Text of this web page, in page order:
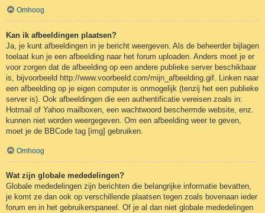
Omhoog
Kan ik afbeeldingen plaatsen?
Ja, je kunt afbeeldingen in je bericht weergeven. Als de beheerder bijlagen
toelaat kun je een afbeelding naar het forum uploaden. Anders moet je er
voor zorgen dat de afbeelding op een andere publieke server beschikbaar
is, bijvoorbeeld http://www.voorbeeld.com/mijn_afbeelding.gif. Linken naar
een afbeelding op je eigen computer is onmogelijk (tenzij het een publieke
server is). Ook afbeeldingen die een authentificatie vereisen zoals in:
Hotmail of Yahoo mailboxen, een wachtwoord beschermde website, enz.
kunnen niet worden weergegeven. Om een afbeelding weer te geven,
moet je de BBCode tag [img] gebruiken.
Omhoog
Wat zijn globale mededelingen?
Globale mededelingen zijn berichten die belangrijke informatie bevatten,
je komt ze dan ook op verschillende plaatsen tegen zoals bovenaan ieder
forum en in het gebruikerspaneel. Of je al dan niet globale mededelingen